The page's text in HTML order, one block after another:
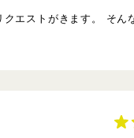
エストがきます。 そん